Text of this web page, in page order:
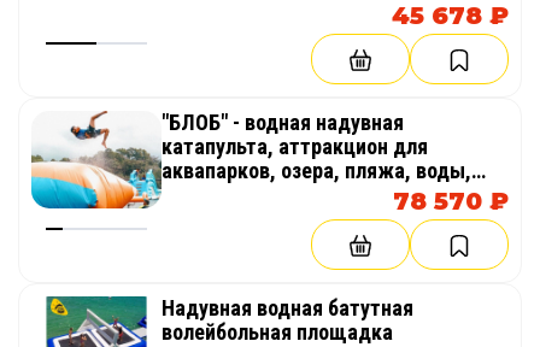
45 678 ₽
"БЛОБ" - водная надувная
катапульта, аттракцион для
аквапарков, озера, пляжа, воды,
78 570 ₽
Надувная водная батутная
волейбольная площадка